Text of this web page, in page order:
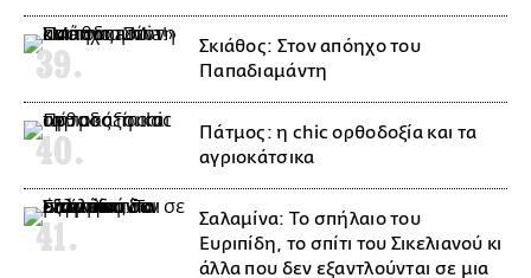
Σκιάθος: Στον απόηχο του
Παπαδιαμάντη
Πάτμος: η chic ορθοδοξία και τα
αγριοκάτσικα
Σαλαμίνα: Το σπήλαιο του
Ευριπίδη, το σπίτι του Σικελιανού κι
άλλα που δεν εξαντλούνται σε μια